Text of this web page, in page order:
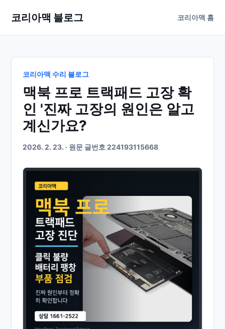
코리아맥 블로그 코리아맥 홈
코리아맥 수리 블로그
맥북 프로 트랙패드 고장 확
인 '진짜 고장의 원인은 알고
계신가요?
2026. 2. 23. · 원문 글번호 224193115668